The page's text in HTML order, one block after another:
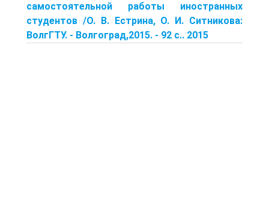
самостоятельной работы ино­странных
студентов /О. В. Естрина, О. И. Ситникова:
ВолгГТУ. - Волго­град,2015. - 92 с.. 2015